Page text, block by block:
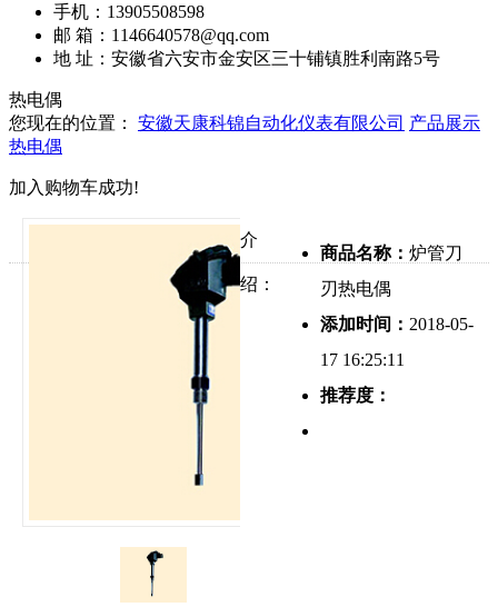
手机：13905508598
邮 箱：1146640578@qq.com
地 址：安徽省六安市金安区三十铺镇胜利南路5号
热电偶
您现在的位置： 安徽天康科锦自动化仪表有限公司 产品展示
热电偶
加入购物车成功!
商品名称：炉管刀
刃热电偶
添加时间：2018-05-
17 16:25:11
推荐度：
介
绍：